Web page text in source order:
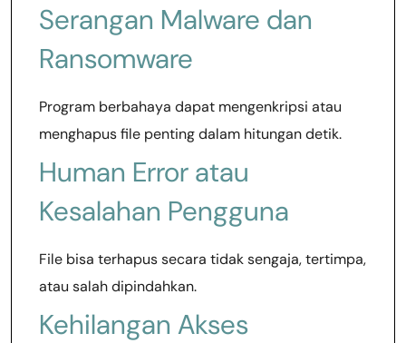
Serangan Malware dan
Ransomware
Program berbahaya dapat mengenkripsi atau
menghapus file penting dalam hitungan detik.
Human Error atau
Kesalahan Pengguna
File bisa terhapus secara tidak sengaja, tertimpa,
atau salah dipindahkan.
Kehilangan Akses